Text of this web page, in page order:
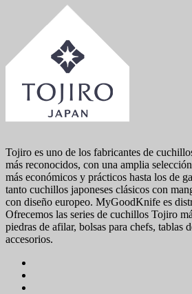
Tojiro es uno de los fabricantes de
más reconocidos, con una amplia
más económicos y prácticos hasta los de
tanto cuchillos japoneses clásicos con
con diseño europeo. MyGoodKnife es
Ofrecemos las series de cuchillos Tojiro
piedras de afilar, bolsas para chefs, tablas
accesorios.